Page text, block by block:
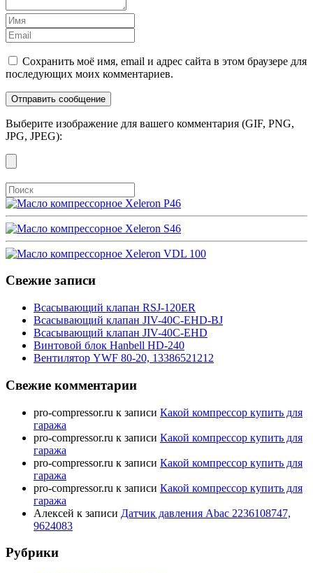
Сохранить моё имя, email и адрес сайта в этом браузере для
последующих моих комментариев.
Выберите изображение для вашего комментария (GIF, PNG,
JPG, JPEG):
Свежие записи
Всасывающий клапан RSJ-120ER
Всасывающий клапан JIV-40C-EHD-BJ
Всасывающий клапан JIV-40C-EHD
Винтовой блок Hanbell HD-240
Вентилятор YWF 80-20, 13386521212
Свежие комментарии
pro-compressor.ru к записи Какой компрессор купить для
гаража
pro-compressor.ru к записи Какой компрессор купить для
гаража
pro-compressor.ru к записи Какой компрессор купить для
гаража
pro-compressor.ru к записи Какой компрессор купить для
гаража
Алексей к записи Датчик давления Abac 2236108747,
9624083
Рубрики